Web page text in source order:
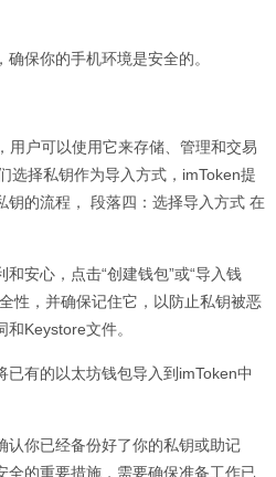
保你的手机环境是安全的。
用户可以使用它来存储、管理和交易
选择私钥作为导入方式，imToken提
钥的流程， 段落四：选择导入方式 在
安心，点击“创建钱包”或“导入钱
性，并确保记住它，以防止私钥被恶
Keystore文件。
已有的以太坊钱包导入到imToken中
认你已经备份好了你的私钥或助记
全的重要措施，需要确保准备工作已